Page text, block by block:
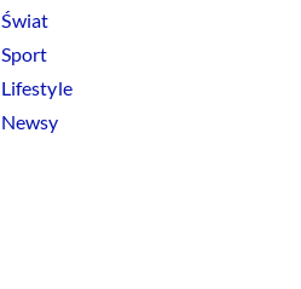
Świat
Sport
Lifestyle
Newsy